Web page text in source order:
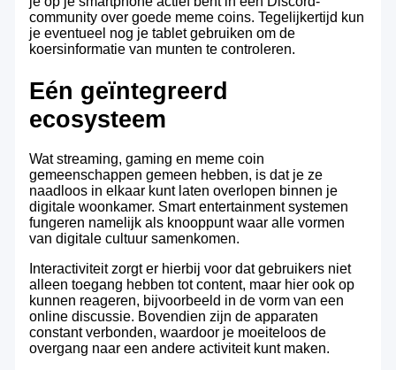
community over goede meme coins. Tegelijkertijd kun
je eventueel nog je tablet gebruiken om de
koersinformatie van munten te controleren.
Eén geïntegreerd
ecosysteem
Wat streaming, gaming en meme coin
gemeenschappen gemeen hebben, is dat je ze
naadloos in elkaar kunt laten overlopen binnen je
digitale woonkamer. Smart entertainment systemen
fungeren namelijk als knooppunt waar alle vormen
van digitale cultuur samenkomen.
Interactiviteit zorgt er hierbij voor dat gebruikers niet
alleen toegang hebben tot content, maar hier ook op
kunnen reageren, bijvoorbeeld in de vorm van een
online discussie. Bovendien zijn de apparaten
constant verbonden, waardoor je moeiteloos de
overgang naar een andere activiteit kunt maken.